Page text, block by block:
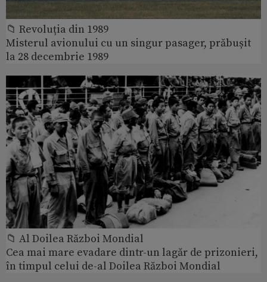
📁 Revoluția din 1989
Misterul avionului cu un singur pasager, prăbușit
la 28 decembrie 1989
📁 Al Doilea Război Mondial
Cea mai mare evadare dintr-un lagăr de prizonieri,
în timpul celui de-al Doilea Război Mondial